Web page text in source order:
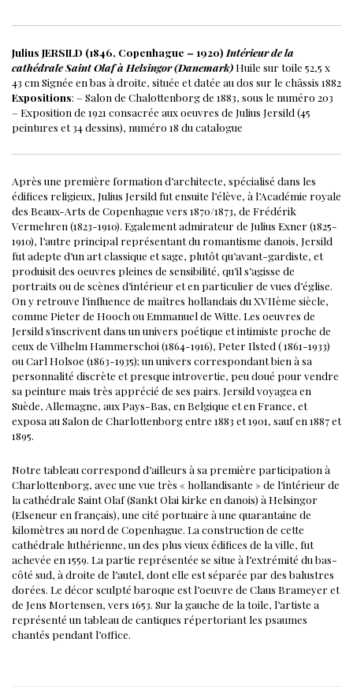
Julius JERSILD (1846, Copenhague – 1920) Intérieur de la
cathédrale Saint Olaf à Helsingor (Danemark)Huile sur toile 52,5 x
43 cm Signée en bas à droite, située et datée au dos sur le châssis 1882
Expositions: – Salon de Chalottenborg de 1883, sous le numéro 203
– Exposition de 1921 consacrée aux oeuvres de Julius Jersild (45
peintures et 34 dessins), numéro 18 du catalogue
Après une première formation d’architecte, spécialisé dans les
édifices religieux, Julius Jersild fut ensuite l’élève, à l’Académie royale
des Beaux-Arts de Copenhague vers 1870/1873, de Frédérik
Vermehren (1823-1910). Egalement admirateur de Julius Exner (1825-
1910), l’autre principal représentant du romantisme danois, Jersild
fut adepte d’un art classique et sage, plutôt qu’avant-gardiste, et
produisit des oeuvres pleines de sensibilité, qu’il s’agisse de
portraits ou de scènes d’intérieur et en particulier de vues d’église.
On y retrouve l’influence de maîtres hollandais du XVIIème siècle,
comme Pieter de Hooch ou Emmanuel de Witte. Les oeuvres de
Jersild s’inscrivent dans un univers poétique et intimiste proche de
ceux de Vilhelm Hammerschoi (1864-1916), Peter Ilsted ( 1861-1933)
ou Carl Holsoe (1863-1935); un univers correspondant bien à sa
personnalité discrète et presque introvertie, peu doué pour vendre
sa peinture mais très apprécié de ses pairs. Jersild voyagea en
Suède, Allemagne, aux Pays-Bas, en Belgique et en France, et
exposa au Salon de Charlottenborg entre 1883 et 1901, sauf en 1887 et
1895.
Notre tableau correspond d’ailleurs à sa première participation à
Charlottenborg, avec une vue très « hollandisante » de l’intérieur de
la cathédrale Saint Olaf (Sankt Olai kirke en danois) à Helsingor
(Elseneur en français), une cité portuaire à une quarantaine de
kilomètres au nord de Copenhague. La construction de cette
cathédrale luthérienne, un des plus vieux édifices de la ville, fut
achevée en 1559. La partie représentée se situe à l’extrémité du bas-
côté sud, à droite de l’autel, dont elle est séparée par des balustres
dorées. Le décor sculpté baroque est l’oeuvre de Claus Brameyer et
de Jens Mortensen, vers 1653. Sur la gauche de la toile, l’artiste a
représenté un tableau de cantiques répertoriant les psaumes
chantés pendant l’office.